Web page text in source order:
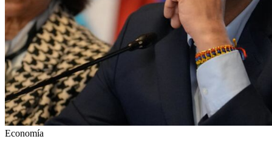
Economía